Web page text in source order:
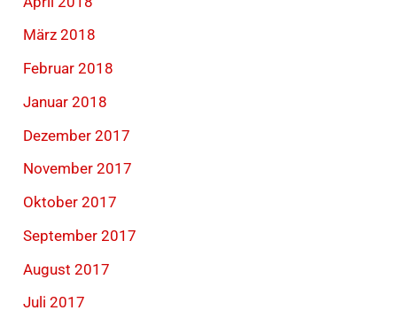
März 2018
Februar 2018
Januar 2018
Dezember 2017
November 2017
Oktober 2017
September 2017
August 2017
Juli 2017